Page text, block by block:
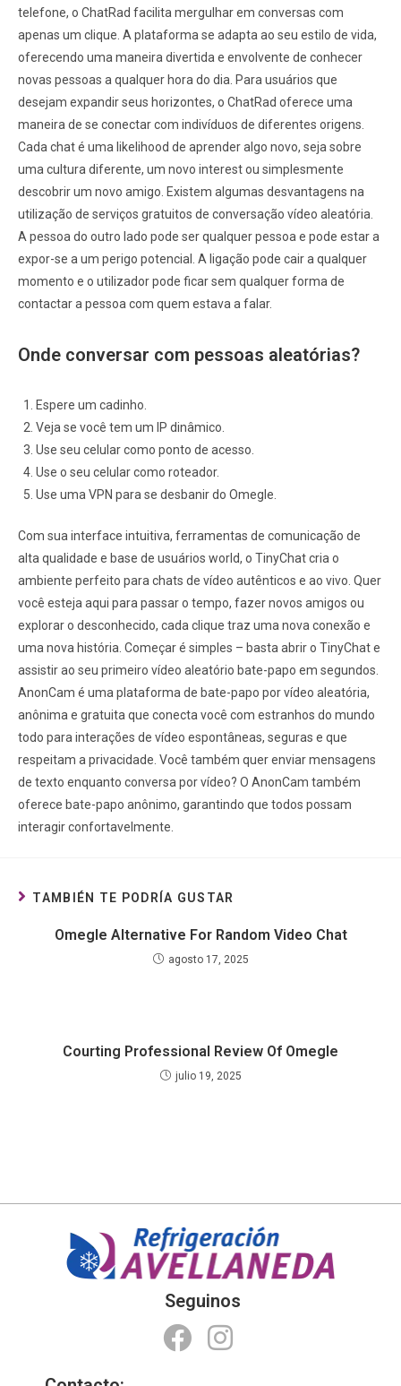
telefone, o ChatRad facilita mergulhar em conversas com
apenas um clique. A plataforma se adapta ao seu estilo de vida,
oferecendo uma maneira divertida e envolvente de conhecer
novas pessoas a qualquer hora do dia. Para usuários que
desejam expandir seus horizontes, o ChatRad oferece uma
maneira de se conectar com indivíduos de diferentes origens.
Cada chat é uma likelihood de aprender algo novo, seja sobre
uma cultura diferente, um novo interest ou simplesmente
descobrir um novo amigo. Existem algumas desvantagens na
utilização de serviços gratuitos de conversação vídeo aleatória.
A pessoa do outro lado pode ser qualquer pessoa e pode estar a
expor-se a um perigo potencial. A ligação pode cair a qualquer
momento e o utilizador pode ficar sem qualquer forma de
contactar a pessoa com quem estava a falar.
Onde conversar com pessoas aleatórias?
Espere um cadinho.
Veja se você tem um IP dinâmico.
Use seu celular como ponto de acesso.
Use o seu celular como roteador.
Use uma VPN para se desbanir do Omegle.
Com sua interface intuitiva, ferramentas de comunicação de
alta qualidade e base de usuários world, o TinyChat cria o
ambiente perfeito para chats de vídeo autênticos e ao vivo. Quer
você esteja aqui para passar o tempo, fazer novos amigos ou
explorar o desconhecido, cada clique traz uma nova conexão e
uma nova história. Começar é simples – basta abrir o TinyChat e
assistir ao seu primeiro vídeo aleatório bate-papo em segundos.
AnonCam é uma plataforma de bate-papo por vídeo aleatória,
anônima e gratuita que conecta você com estranhos do mundo
todo para interações de vídeo espontâneas, seguras e que
respeitam a privacidade. Você também quer enviar mensagens
de texto enquanto conversa por vídeo? O AnonCam também
oferece bate-papo anônimo, garantindo que todos possam
interagir confortavelmente.
TAMBIÉN TE PODRÍA GUSTAR
Omegle Alternative For Random Video Chat
agosto 17, 2025
Courting Professional Review Of Omegle
julio 19, 2025
Seguinos